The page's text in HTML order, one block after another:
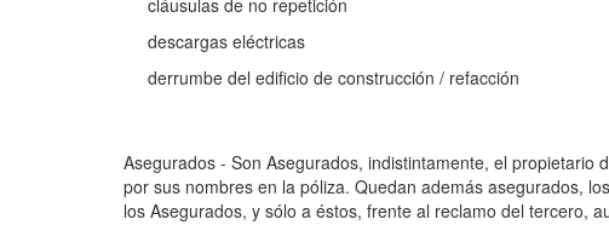
cláusulas de no repetición
descargas eléctricas
derrumbe del edificio de construcción / refacción
Asegurados - Son Asegurados, indistintamente, el
por sus nombres en la póliza. Quedan además asegurados,
los Asegurados, y sólo a éstos, frente al reclamo del tercero,